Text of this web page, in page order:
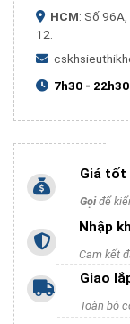
HCM: Số
12.
7h30 - 22h30
Giá tốt
Gọiđể
Nhập
Cam kết
Giao
Toàn bộ